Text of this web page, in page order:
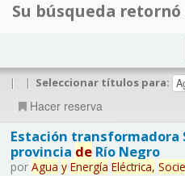
Su búsqueda
| | Seleccionar títulos para:
Hacer reserva
Estación transformadora
provincia deRío Negro
por Agua y Energía Eléctrica,